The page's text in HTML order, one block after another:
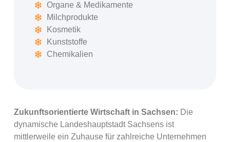
Zukunftsorientierte Wirtschaft in Sachsen: Die
dynamische Landeshauptstadt Sachsens ist
mittlerweile ein Zuhause für zahlreiche Unternehmen
Organe & Medikamente
Milchprodukte
Kosmetik
Kunststoffe
Chemikalien